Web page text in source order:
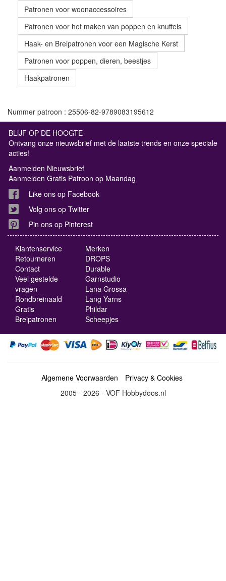
Patronen voor woonaccessoires
Patronen voor het maken van poppen en knuffels
Haak- en Breipatronen voor een Magische Kerst
Patronen voor poppen, dieren, beestjes
Haakpatronen
Nummer patroon : 25506-82-9789083195612
BLIJF OP DE HOOGTE
Ontvang onze nieuwsbrief met de laatste trends en onze speciale
acties!
Aanmelden Nieuwsbrief
Aanmelden Gratis Patroon op Maandag
Like ons op Facebook
Volg ons op Twitter
Pin ons op Pinterest
Klantenservice
Retourneren
Contact
Veel gestelde
vragen
Rondbreinaald
Gratis
Breipatronen
Merken
DROPS
Durable
Garnstudio
Lana Grossa
Lang Yarns
Phildar
Scheepjes
Algemene Voorwaarden
Privacy & Cookies
2005 - 2026 - VOF Hobbydoos.nl